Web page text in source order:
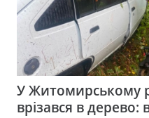
У Житомирському
врізався в дерево: